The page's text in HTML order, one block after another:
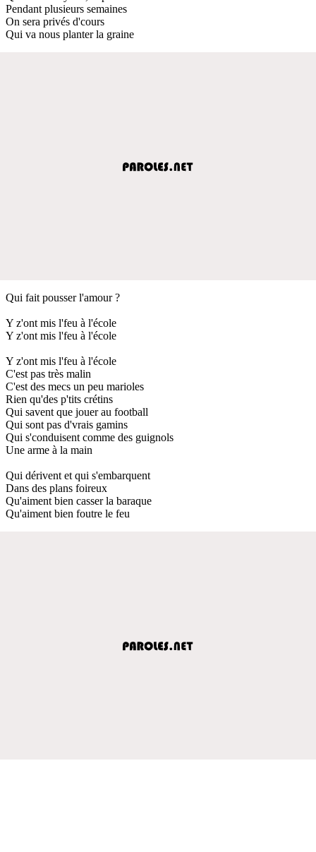
Pendant plusieurs semaines
On sera privés d'cours
Qui va nous planter la graine
Qui fait pousser l'amour ?
Y z'ont mis l'feu à l'école
Y z'ont mis l'feu à l'école
Y z'ont mis l'feu à l'école
C'est pas très malin
C'est des mecs un peu marioles
Rien qu'des p'tits crétins
Qui savent que jouer au football
Qui sont pas d'vrais gamins
Qui s'conduisent comme des guignols
Une arme à la main
Qui dérivent et qui s'embarquent
Dans des plans foireux
Qu'aiment bien casser la baraque
Qu'aiment bien foutre le feu